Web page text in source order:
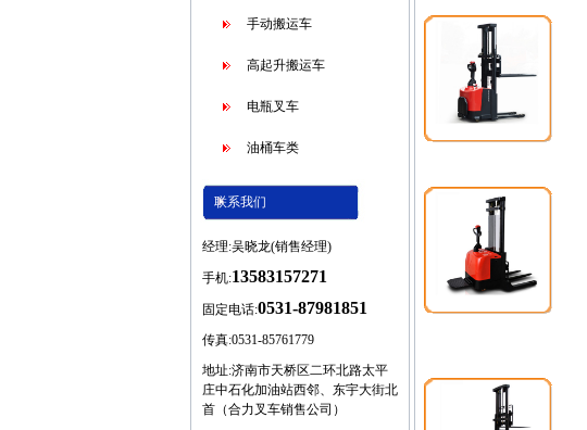
手动搬运车
高起升搬运车
电瓶叉车
油桶车类
联系我们
经理:吴晓龙(销售经理)
手机:13583157271
固定电话:0531-87981851
传真:0531-85761779
地址:济南市天桥区二环北路太平
庄中石化加油站西邻、东宇大街北
首（合力叉车销售公司）